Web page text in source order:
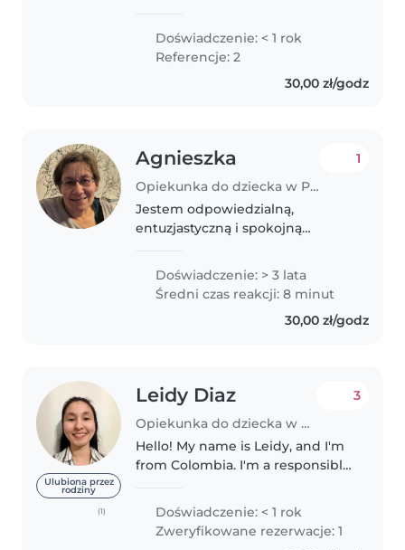
genuine love for children.
Although I don't have
professional experience as a
Doświadczenie: < 1 rok
Referencje: 2
30,00 zł/godz
Agnieszka
Opiekunka do dziecka w Poznań
1
Jestem odpowiedzialną,
entuzjastyczną i spokojną
doświadczeniem w opiece nad
maluchami. Choć nie mam
certyfikatu pierwszej pomocy,
posiadam wykształcenie..
Doświadczenie: > 3 lata
Średni czas reakcji: 8 minut
30,00 zł/godz
Ulubiona przez
rodziny
(1)
Leidy Diaz
Opiekunka do dziecka w Poznań
3
Hello! My name is Leidy, and I'm
from Colombia. I'm a responsible,
enjoy spending time with
children; I used to take..
Doświadczenie: < 1 rok
Zweryfikowane rezerwacje: 1